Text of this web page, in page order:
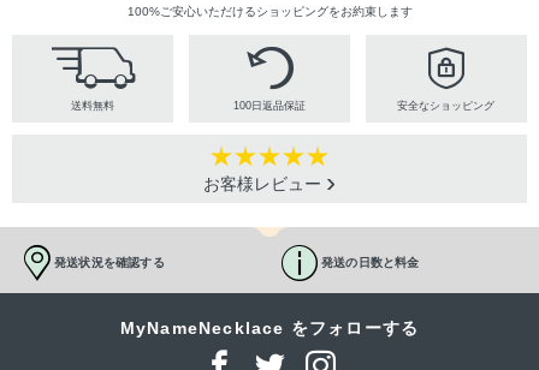
100%ご安心いただけるショッピングをお約束します
送料無料 100日返品保証 安全なショッピング
お客様レビュー
発送状況を確認する 発送の日数と料金
MyNameNecklace をフォローする